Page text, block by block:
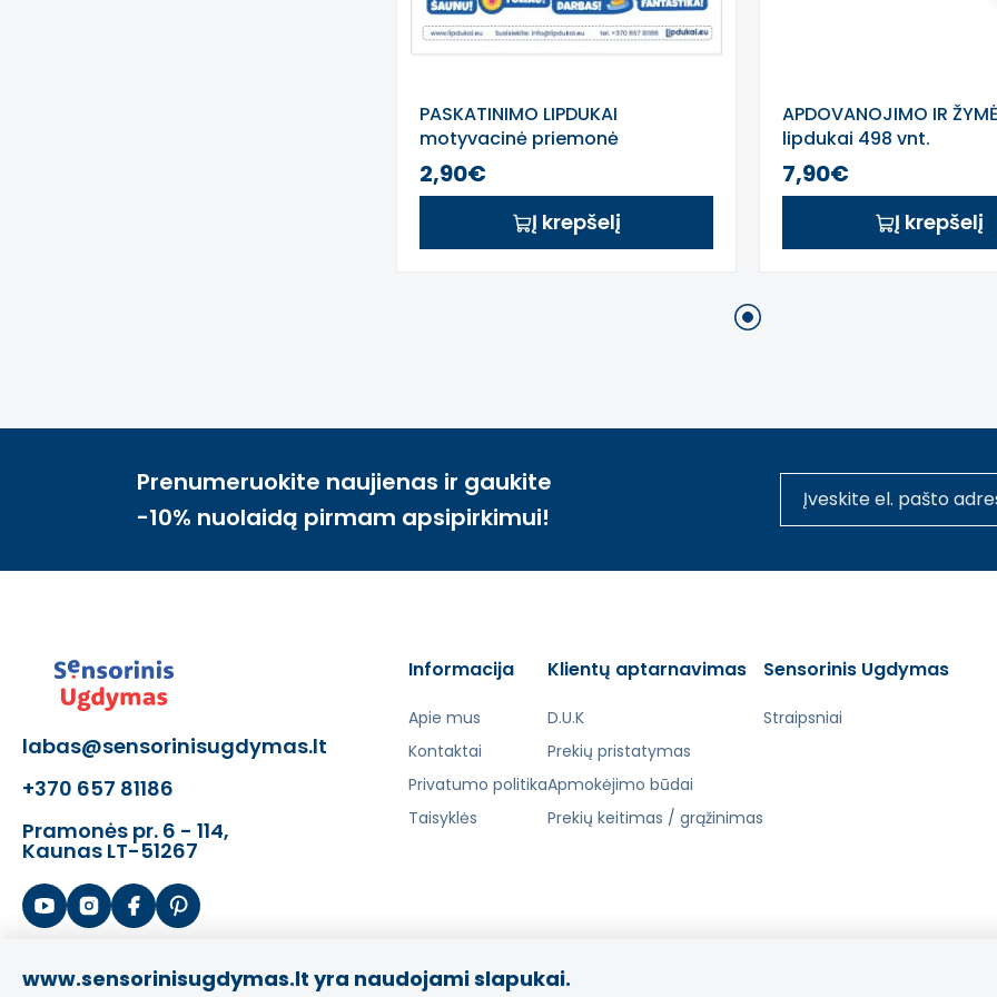
PASKATINIMO LIPDUKAI
motyvacinė priemonė
2,90€
Į krepšelį
APDOVANOJIMO IR
lipdukai 498 vnt.
7,90€
Į krepšelį
1
Prenumeruokite naujienas ir gaukite
-10% nuolaidą pirmam apsipirkimui!
labas@sensorinisugdymas.lt
+370 657 81186
Pramonės pr. 6 - 114,
Kaunas LT-51267
Informacija
Apie mus
Kontaktai
Privatumo politika
Taisyklės
Klientų aptarnavimas
D.U.K
Prekių pristatymas
Apmokėjimo būdai
Prekių keitimas / grąžinimas
Sensorinis Ugdymas
Straipsniai
www.sensorinisugdymas.lt yra naudojami slapukai.